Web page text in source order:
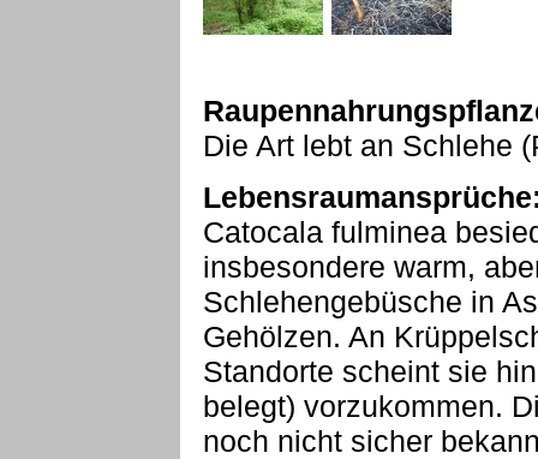
Die Art lebt an Schlehe
Catocala fulminea
insbesondere warm,
Schlehengebüsche in
Gehölzen. An
Standorte scheint sie
belegt) vorzukommen.
noch nicht sicher